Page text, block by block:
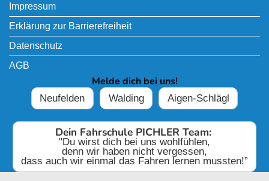
Impressum
Erklärung zur Barrierefreiheit
Datenschutz
AGB
Melde dich bei uns!
Neufelden Walding Aigen-Schlägl
Dein Fahrschule PICHLER Team:
"Du wirst dich bei uns wohlfühlen,
denn wir haben nicht vergessen,
dass auch wir einmal das Fahren lernen mussten!”